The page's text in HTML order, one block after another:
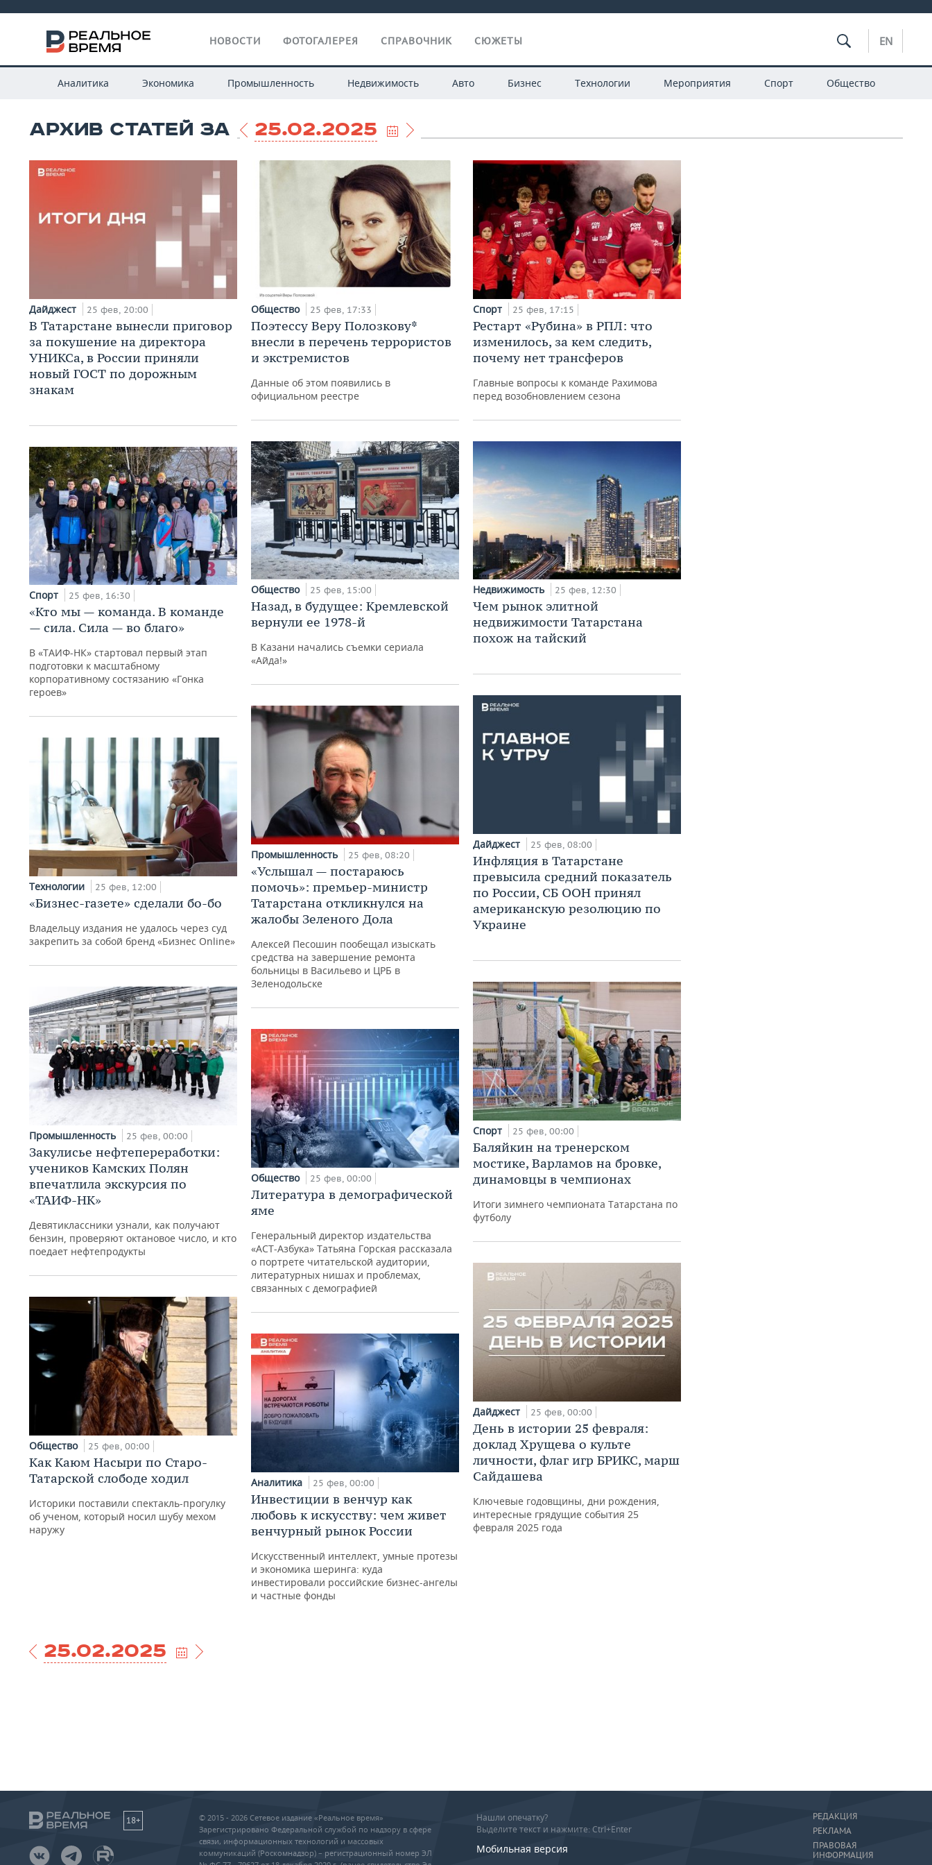
НОВОСТИ ФОТОГАЛЕРЕЯ СПРАВОЧНИК СЮЖЕТЫ EN
Аналитика Экономика Промышленность Недвижимость Авто Бизнес Технологии Мероприятия Спорт Общество
АРХИВ СТАТЕЙ ЗА 25.02.2025
Дайджест 25 фев, 20:00
В Татарстане вынесли приговор
за покушение на директора
УНИКСа, в России приняли
новый ГОСТ по дорожным
знакам
Спорт 25 фев, 16:30
«Кто мы — команда. В команде
— сила. Сила — во благо»
В «ТАИФ-НК» стартовал первый этап
подготовки к масштабному
корпоративному состязанию «Гонка
героев»
Технологии 25 фев, 12:00
«Бизнес-газете» сделали бо-бо
Владельцу издания не удалось через суд
закрепить за собой бренд «Бизнес Online»
Промышленность 25 фев, 00:00
Закулисье нефтепереработки:
учеников Камских Полян
впечатлила экскурсия по
«ТАИФ-НК»
Девятиклассники узнали, как получают
бензин, проверяют октановое число, и кто
поедает нефтепродукты
Общество 25 фев, 00:00
Как Каюм Насыри по Старо-
Татарской слободе ходил
Историки поставили спектакль-прогулку
об ученом, который носил шубу мехом
наружу
Общество 25 фев, 17:33
Поэтессу Веру Полозкову*
внесли в перечень террористов
и экстремистов
Данные об этом появились в
официальном реестре
Общество 25 фев, 15:00
Назад, в будущее: Кремлевской
вернули ее 1978-й
В Казани начались съемки сериала
«Айда!»
Промышленность 25 фев, 08:20
«Услышал — постараюсь
помочь»: премьер-министр
Татарстана откликнулся на
жалобы Зеленого Дола
Алексей Песошин пообещал изыскать
средства на завершение ремонта
больницы в Васильево и ЦРБ в
Зеленодольске
Общество 25 фев, 00:00
Литература в демографической
яме
Генеральный директор издательства
«АСТ-Азбука» Татьяна Горская рассказала
о портрете читательской аудитории,
литературных нишах и проблемах,
связанных с демографией
Аналитика 25 фев, 00:00
Инвестиции в венчур как
любовь к искусству: чем живет
венчурный рынок России
Искусственный интеллект, умные протезы
и экономика шеринга: куда
инвестировали российские бизнес-ангелы
и частные фонды
Спорт 25 фев, 17:15
Рестарт «Рубина» в РПЛ: что
изменилось, за кем следить,
почему нет трансферов
Главные вопросы к команде Рахимова
перед возобновлением сезона
Недвижимость 25 фев, 12:30
Чем рынок элитной
недвижимости Татарстана
похож на тайский
Дайджест 25 фев, 08:00
Инфляция в Татарстане
превысила средний показатель
по России, СБ ООН принял
американскую резолюцию по
Украине
Спорт 25 фев, 00:00
Баляйкин на тренерском
мостике, Варламов на бровке,
динамовцы в чемпионах
Итоги зимнего чемпионата Татарстана по
футболу
Дайджест 25 фев, 00:00
День в истории 25 февраля:
доклад Хрущева о культе
личности, флаг игр БРИКС, марш
Сайдашева
Ключевые годовщины, дни рождения,
интересные грядущие события 25
февраля 2025 года
25.02.2025
18+
© 2015 - 2026 Сетевое издание «Реальное время»
Зарегистрировано Федеральной службой по надзору в сфере
связи, информационных технологий и массовых
коммуникаций (Роскомнадзор) – регистрационный номер ЭЛ
Нашли опечатку?
Выделите текст и нажмите: Ctrl+Enter
Мобильная версия
РЕДАКЦИЯ
РЕКЛАМА
ПРАВОВАЯ
ИНФОРМАЦИЯ